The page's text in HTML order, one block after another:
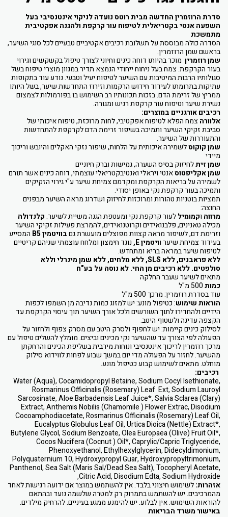
סדרת הרוזמרין החדשה מבית רוטס נועדה לניקוי אינטנסיבי בעל
השפעה אנטי בקטריאלית לטיפוח עור קרקפת ולהגנה אפקטיבית
מתמשכת
הסדרה כולה מבוססת על תשלובת רכיבים אקטיביים טבעיים לכל סוגי השיער,
בראשם שמן הרוזמרין.
שמן רוזמרין מוכר בהיותו דוחה כינים וחיוני לצורך טיפול בקשקשים וגירוי
בעור הקרקפת. צמח בעל ניחוח ייחודי הנמצא תדיר במגוון מוצרי טיפוח בשל
סגולותיו הרבות המיטיבות עם השיער לטיפוח יעיל וטבעי. נודע עוד בתקופות
עתיקות בתרומתו לעידוד חידוש הרקמות וזירוז התחדשות שיער, בשל היותו
ממריץ של זרימת הדם. בזכות תכונותיו רב השימוש בו בפורמולות לצמצום
נשירת שיער וטיפוח עור קרקפת רגיש ומגורה.
רכיבים אורגניים במוצרים:
אלוורהצמח הפלא לטיפוח אפקטיבי, לחות מרוכזת, טיפוח איכותי של
סביבת זקיקי השיער ותמיכה בשיפור זרימת הדם לקרקפת להתחדשות
והתעוררות של השיער.
שמן קוקוסלשמירה איכותית על הלחות, שיפור נזקי האקלים והיובש וריכוך
מיידי
שמן זיתלחיזוק בסיס השערה, גמישות וברק חיוניים
שמן אקליפטוסאנטי ויראלי ואנטיבקטריאלי עוצמתי, דוחה כינים אשר תורם
לשמירה על בריאות הקרקפת ומקדמם צמיחת שיער ע"י גירוי הזקיקים
ותמיכה בעור קרקפת נקי באופן יסודי.
תמציות בוטניות טהורות ומרוכזות לחיזוק ושדרוג מראה השיער מבפנים
החוצה:
מרווה וקמומיללעור קרקפת נקי ומעטפת הגנה משיית לשיער.קלנדולה
מכילה טאנינים, פלבנואידים וקרוטנואידים, להמרצת פעילות זקיקי השיער
וזרימת דם, לשיפור מראה קצוות מפוצלים מועשרת גםבוויטמין B5
המסייע
בעידוד צמיחת שיער וויטמין E ,נוגד חימצון ומלחח עוצמתי שניהם קריטיים
לטיפוח שיער במראה בריא ומתחדש.
ללא פראבנים, ללא SLS, ללא מלחים, ללא שמן מינרלי וללא
סולפטים. ללא רכיבים מן החי. לא נוסה על בע"ח
מתאים לשיער שעבר החלקה
כמות500 מ"ל
עוד בסדרת רוזמרין: מרכך 500 מ"ל
הוראות שימוש: כטיפול מונע: יש למזוג כמות נדיבה מן השמפו לכפות
הידיים ולהחדירו לתוך השורשים ולכל אורך השיער תוך עיסוי הקרקפת עד
הקצפה עדינה ולשטוף היטב.
לסילוק כינים קיימות: יש לחפוף ולסרק היטב עם מסרק צפוף ולחזור על
הפעולה לפי הצורך עד שהשיער נקי מכינים וביצים. מומלץ להשלים טיפול עם
מרכך רוזמרין לריכוך אינטנסיבי ונוחות מירבית בשליפת הכינים והרחקתן
מהשיער. לחזור על הפעולה מדי יום במשך שבוע לפחות לווידוא סילוק
מוחלט. מתאים לשימוש קבוע כטיפול מונע.
רכיבים:
Water (Aqua), Cocamidopropyl Betaine, Sodium Cocyl Isethionate,
Rosmarinus Officinalis (Rosemary) Leaf Ext, Sodium Lauroyl
Sarcosinate, Aloe Barbadensis Leaf Juice*, Salvia Sclarea (Clary)
Extract, Anthemis Nobilis (Chamomile ) Flower Extrac, Disodium
Cocoamphodiacetate, Rosmarinus Officinalis (Rosemary) Leaf Oil,
Eucalyptus Globulus Leaf Oil, Urtica Dioica (Nettle) Extract*,
Butylene Glycol, Sodium Benzoate, Olea Europaea (Olive) Fruit Oil*,
Cocos Nucifera (Cocnut ) Oil*, Caprylic/Capric Triglyceride,
Phenoxyethanol, Ethylhexylglycerin, Didecyldimonium,
Polyquaternium 10, Hydroxypropyl Guar, Hydroxypropyltrimonium,
Panthenol, Sea Salt (Maris Sal/Dead Sea Salt), Tocopheryl Acetate,
Citric Acid, Disodium Edta, Sodium Hydroxide,
אזהרות:לשימוש חיצוני בלבד. אין להשתמש במוצר אם ידועה רגישות לאחד
מהמרכיבים. יש להשתמש בתמרוק רק למטרה שלשמה נועד ובהתאם
להוראות השימוש. אין לבלוע. יש להימנע ממגע בעיניים. להרחיק מילדים.
באישור משרד הבריאות